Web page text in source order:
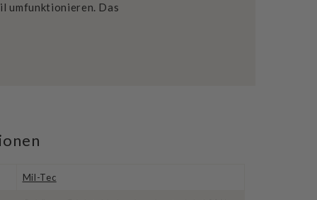
umfunktionieren. Das
Mil-Tec